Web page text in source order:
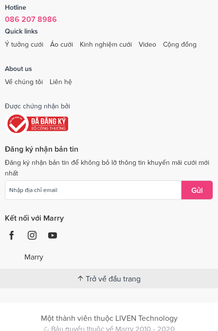
Hotline
086 207 8986
Quick links
Ý tưởng cưới
Áo cưới Kinh nghiệm cưới Video Cộng đồng
About us
Về chúng tôi
Liên hệ
Được chứng nhận bởi
Đăng ký nhận bản tin
Đăng ký nhận bản tin để không bỏ lỡ thông tin khuyến mãi cưới mới
nhất
Gửi
Kết nối với Marry
Marry
Trở về đầu trang
Một thành viên thuộc LIVEN Technology
© Bản quyền thuộc về Marry 2010 - 2020